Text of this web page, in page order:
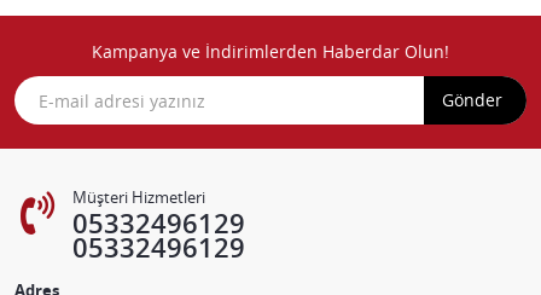
Kampanya ve İndirimlerden Haberdar Olun!
Gönder
Müşteri Hizmetleri
05332496129
05332496129
Adres